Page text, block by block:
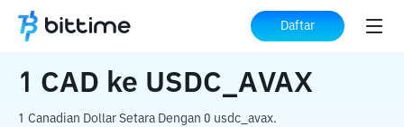
Daftar
Beranda Konverter Kripto ke USDC_AVAX
1 CAD ke USDC_AVAX
1 Canadian Dollar Setara Dengan 0 usdc_avax.